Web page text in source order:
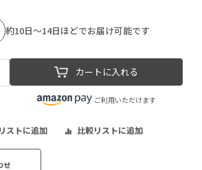
約10日～14日ほどでお届け可能です
カートに入れる
ご利用いただけます
ストに追加 比較リストに追加
せ